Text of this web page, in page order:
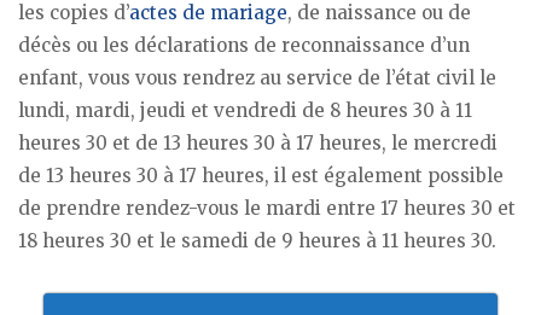
les copies d’actes de mariage, de naissance ou de
décès ou les déclarations de reconnaissance d’un
enfant, vous vous rendrez au service de l’état civil le
lundi, mardi, jeudi et vendredi de 8 heures 30 à 11
heures 30 et de 13 heures 30 à 17 heures, le mercredi
de 13 heures 30 à 17 heures, il est également possible
de prendre rendez-vous le mardi entre 17 heures 30 et
18 heures 30 et le samedi de 9 heures à 11 heures 30.